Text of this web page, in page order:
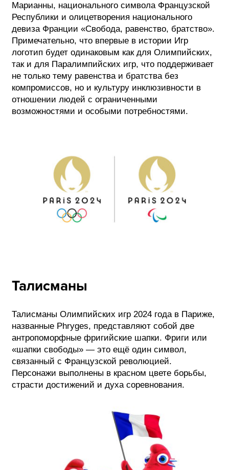
Марианны, национального символа Французской
Республики и олицетворения национального
девиза Франции «Свобода, равенство, братство».
Примечательно, что впервые в истории Игр
логотип будет одинаковым как для Олимпийских,
так и для Паралимпийских игр, что поддерживает
не только тему равенства и братства без
компромиссов, но и культуру инклюзивности в
отношении людей с ограниченными
возможностями и особыми потребностями.
Талисманы
Талисманы Олимпийских игр 2024 года в Париже,
названные Phryges, представляют собой две
антропоморфные фригийские шапки. Фриги или
«шапки свободы» — это ещё один символ,
связанный с Французской революцией.
Персонажи выполнены в красном цвете борьбы,
страсти достижений и духа соревнования.